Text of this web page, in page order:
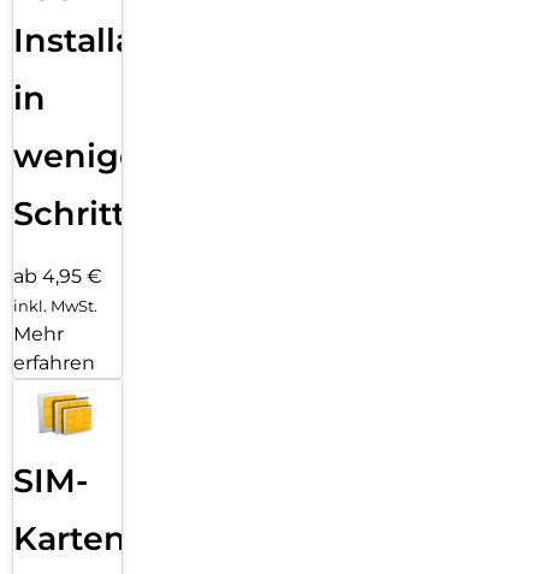
Installation
in
wenigen
Schritten
ab 4,95 €
inkl. MwSt.
Mehr
erfahren
SIM-
Karten